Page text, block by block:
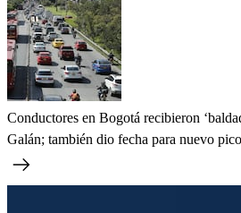
Conductores en Bogotá recibieron
Galán; también dio fecha para nuevo